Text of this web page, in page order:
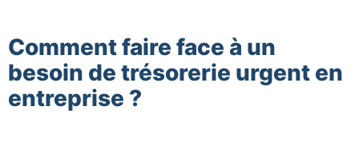
Comment faire face à un
besoin de trésorerie urgent en
entreprise ?